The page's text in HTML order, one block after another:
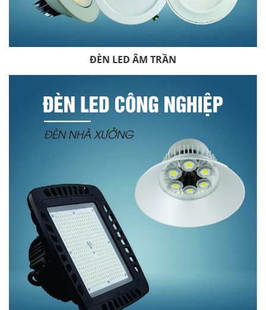
ĐÈN LED ÂM TRẦN